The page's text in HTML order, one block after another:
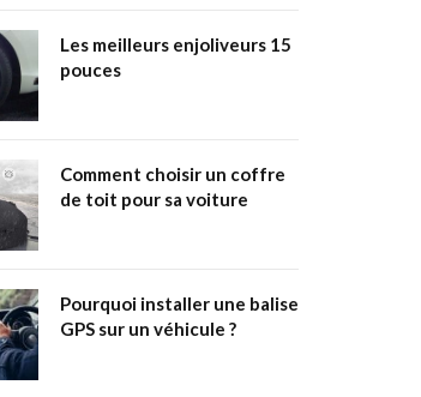
Les meilleurs enjoliveurs 15
pouces
Comment choisir un coffre
de toit pour sa voiture
Pourquoi installer une balise
GPS sur un véhicule ?